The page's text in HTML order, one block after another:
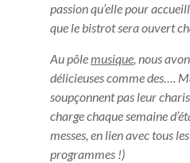
passion qu’elle pour
que le bistrot sera ouvert
Au pôlemusique, nous
délicieuses comme des….
soupçonnent pas leur
charge chaque semaine
messes, en lien avec tous
programmes !)